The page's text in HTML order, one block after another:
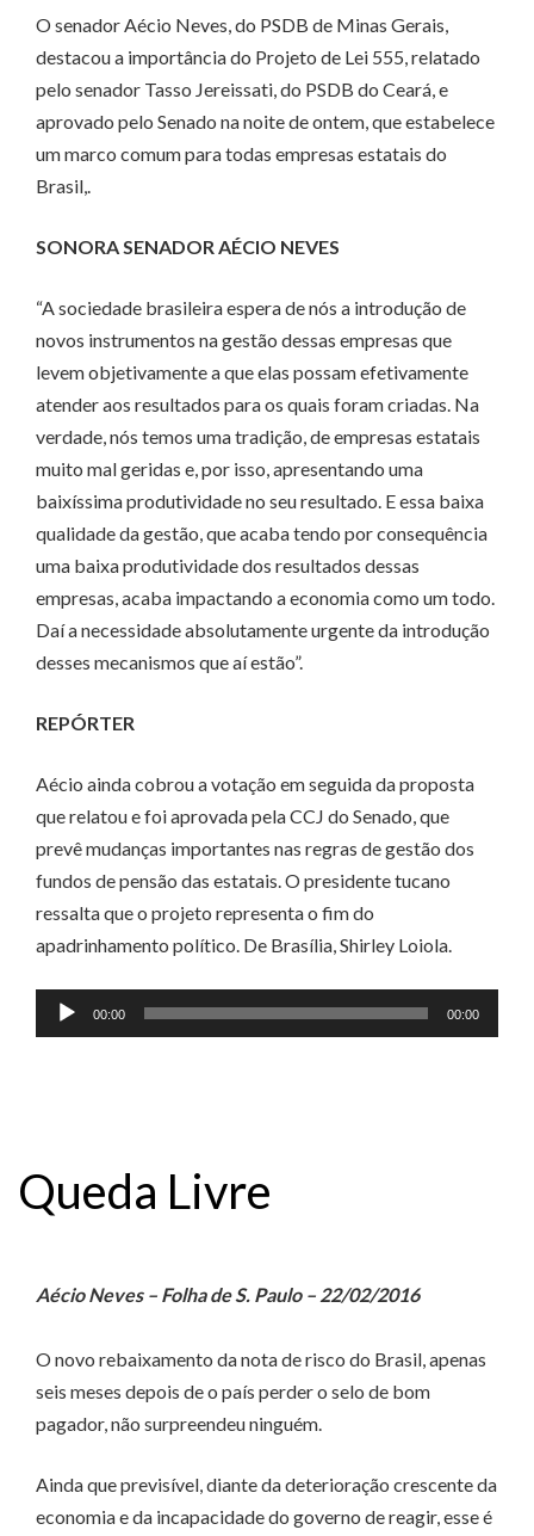
O senador Aécio Neves, do PSDB de Minas Gerais,
destacou a importância do Projeto de Lei 555, relatado
pelo senador Tasso Jereissati, do PSDB do Ceará, e
aprovado pelo Senado na noite de ontem, que estabelece
um marco comum para todas empresas estatais do
Brasil,.
SONORA SENADOR AÉCIO NEVES
“A sociedade brasileira espera de nós a introdução de
novos instrumentos na gestão dessas empresas que
levem objetivamente a que elas possam efetivamente
atender aos resultados para os quais foram criadas. Na
verdade, nós temos uma tradição, de empresas estatais
muito mal geridas e, por isso, apresentando uma
baixíssima produtividade no seu resultado. E essa baixa
qualidade da gestão, que acaba tendo por consequência
uma baixa produtividade dos resultados dessas
empresas, acaba impactando a economia como um todo.
Daí a necessidade absolutamente urgente da introdução
desses mecanismos que aí estão”.
REPÓRTER
Aécio ainda cobrou a votação em seguida da proposta
que relatou e foi aprovada pela CCJ do Senado, que
prevê mudanças importantes nas regras de gestão dos
fundos de pensão das estatais. O presidente tucano
ressalta que o projeto representa o fim do
apadrinhamento político. De Brasília, Shirley Loiola.
Tocador
de
00:00 00:00
Queda Livre
Aécio Neves – Folha de S. Paulo – 22/02/2016
O novo rebaixamento da nota de risco do Brasil, apenas
seis meses depois de o país perder o selo de bom
pagador, não surpreendeu ninguém.
Ainda que previsível, diante da deterioração crescente da
economia e da incapacidade do governo de reagir, esse é